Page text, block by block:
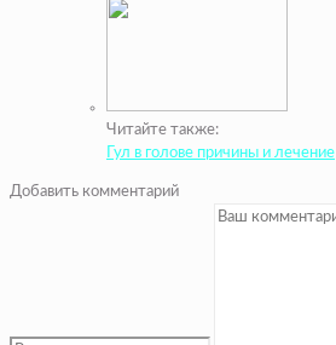
Читайте также:
Гул в голове причины и лечение
Добавить комментарий